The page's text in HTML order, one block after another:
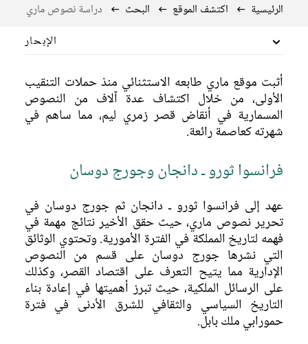
الرئيسية اكتشف الموقع البحث
دراسة نصوص ماري
الإبحار
محيط تمت السيطرة عليه
تاريخ ماري
التمدن والعمارة
الحياة والموت
البحث
تاريخ الأبحاث
دراسة نصوص ماري
حفظ الموقع
الأبحاث الحالية
ماري خلال الأزمة السورية
أثبت موقع ماري طابعه الاستثنائي منذ حملات التنقيب
الأولى، من خلال اكتشاف عدة آلاف من النصوص
المسمارية في أنقاض قصر زمري ليم، مما ساهم في
شهرته كعاصمة رائعة.
فرانسوا ثورو ـ دانجان وجورج دوسان
عهد إلى فرانسوا ثورو ـ دانجان ثم جورج دوسان في
تحرير نصوص ماري، حيث حقق الأخير نتائج مهمة في
فهمه لتاريخ المملكة في الفترة الأمورية. وتحتوي الوثائق
التي نشرها جورج دوسان على قسم من النصوص
الإدارية مما يتيح التعرف على اقتصاد القصر، وكذلك
على الرسائل الملكية، حيث تبرز أهميتها في إعادة بناء
التاريخ السياسي والثقافي للشرق الأدنى في فترة
حمورابي ملك بابل.